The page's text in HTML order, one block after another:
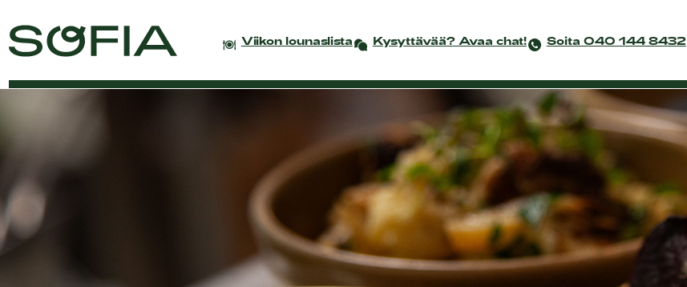
Viikon lounaslista Kysyttävää? Avaa chat! Soita 040 144 8432